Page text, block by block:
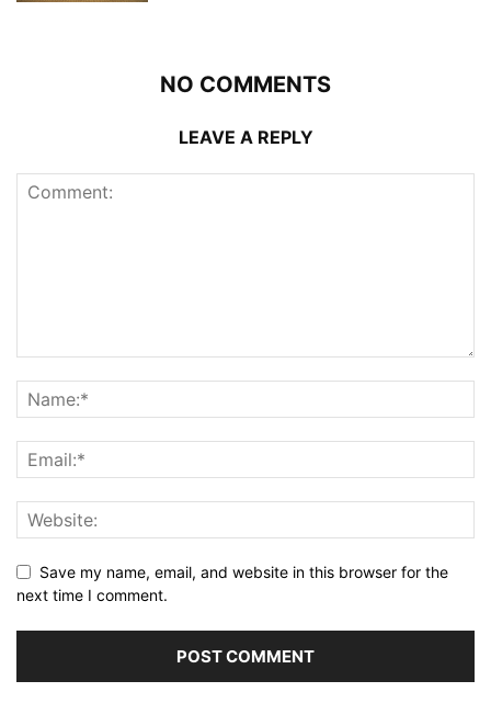
NO COMMENTS
LEAVE A REPLY
Save my name, email, and website in this browser for the
next time I comment.